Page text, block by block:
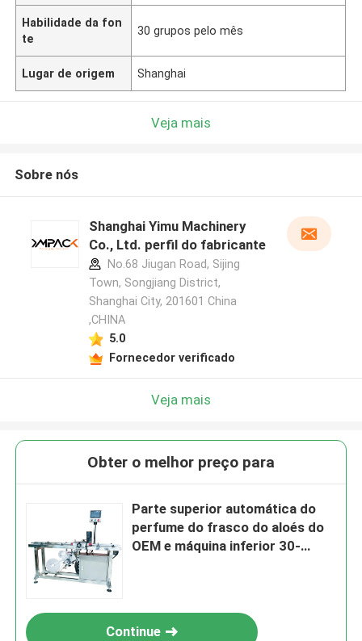
Habilidade da fon
te
30 grupos pelo mês
Lugar de origem Shanghai
Veja mais
Sobre nós
Shanghai Yimu Machinery
Co., Ltd. perfil do fabricante
No.68 Jiugan Road, Sijing
Town, Songjiang District,
Shanghai City, 201601 China
,CHINA
5.0
Fornecedor verificado
Veja mais
Obter o melhor preço para
Parte superior automática do
perfume do frasco do aloés do
OEM e máquina inferior 30-
Continue